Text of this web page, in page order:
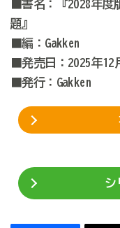
■書名：『2028年
題』
■編：Gakken
■発売日：2025年12
■発行：Gakken
シ